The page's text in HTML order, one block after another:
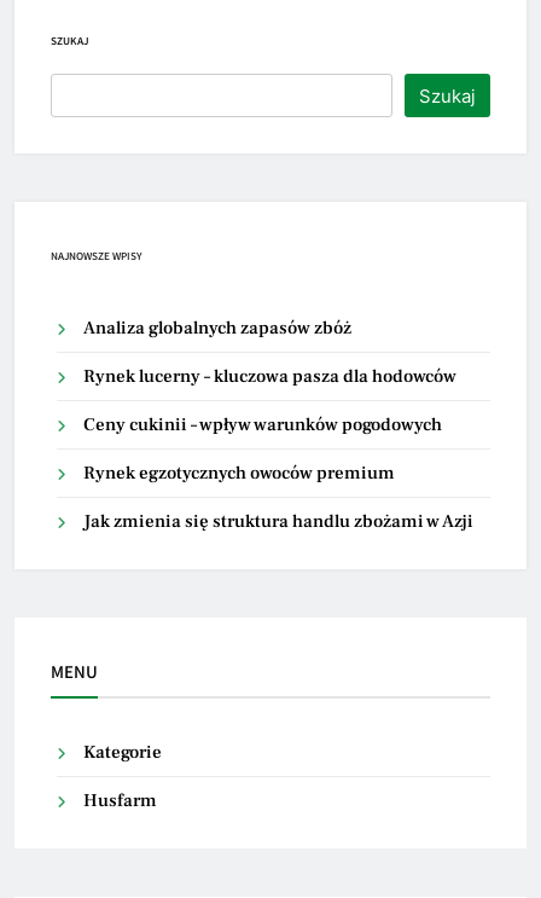
SZUKAJ
Szukaj
NAJNOWSZE WPISY
Analiza globalnych zapasów zbóż
Rynek lucerny – kluczowa pasza dla hodowców
Ceny cukinii – wpływ warunków pogodowych
Rynek egzotycznych owoców premium
Jak zmienia się struktura handlu zbożami w Azji
MENU
Kategorie
Husfarm